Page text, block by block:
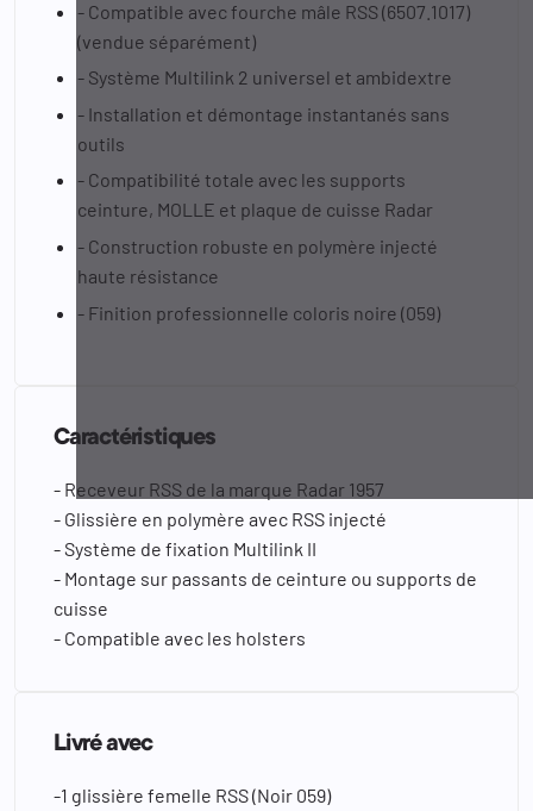
- Compatible avec fourche mâle RSS (6507.1017)
(vendue séparément)
- Système Multilink 2 universel et ambidextre
- Installation et démontage instantanés sans
outils
- Compatibilité totale avec les supports
ceinture, MOLLE et plaque de cuisse Radar
- Construction robuste en polymère injecté
haute résistance
- Finition professionnelle coloris noire (059)
Caractéristiques
- Receveur RSS de la marque Radar 1957
- Glissière en polymère avec RSS injecté
- Système de fixation Multilink II
- Montage sur passants de ceinture ou supports de
cuisse
- Compatible avec les holsters
Livré avec
-1 glissière femelle RSS (Noir 059)